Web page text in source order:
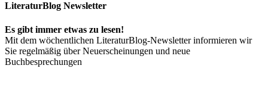
LiteraturBlog Newsletter
Es gibt immer etwas zu lesen!
Mit dem wöchentlichen LiteraturBlog-Newsletter informieren wir
Sie regelmäßig über Neuerscheinungen und neue
Buchbesprechungen